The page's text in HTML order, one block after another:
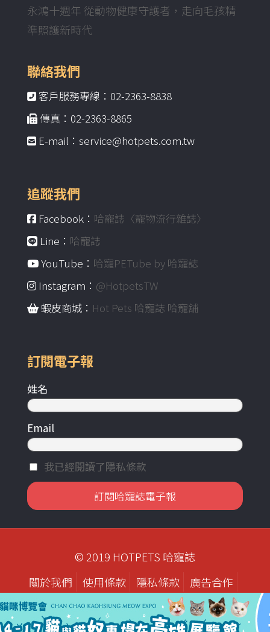
永鴻十週年 從動物健康守護者，走向毛孩精
準照護新時代
聯絡我們
客戶服務專線：02-2363-8838
傳真：02-2363-8865
E-mail：service@hotpets.com.tw
追蹤我們
Facebook： 哈寵誌〈寵物流行雜誌〉
Line： 哈寵誌
YouTube： 哈寵PETube by 哈寵誌
Instagram： @HotpetsTW
蝦皮商城： Hot Pets 哈寵誌 哈寵舖
訂閱電子報
姓名
Email
我已經閱讀了隱私條款
© 2019 HOTPETS 哈寵誌
關於我們
使用條款 隱私條款
廣告合作
歷年刊物